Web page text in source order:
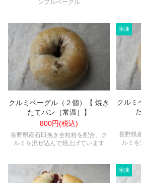
ンプルベーグル
クルミベーグル（２個）【 焼き
たてパン［常温］】
800円(税込)
長野県産石臼挽き全粒粉を配合。ク
ルミを混ぜ込んで焼上げています
クルミ
長野県
ルミ